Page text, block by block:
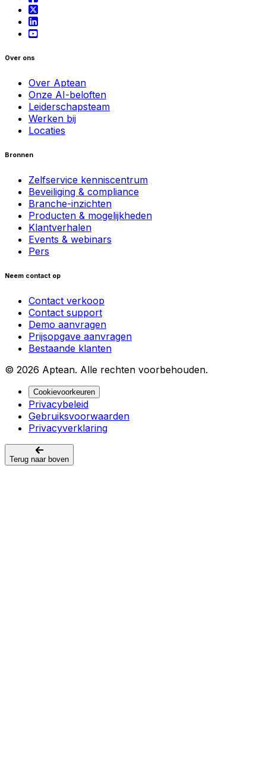
Over ons
Over Aptean
Onze AI-beloften
Leiderschapsteam
Werken bij
Locaties
Bronnen
Zelfservice kenniscentrum
Beveiliging & compliance
Branche-inzichten
Producten & mogelijkheden
Klantverhalen
Events & webinars
Pers
Neem contact op
Contact verkoop
Contact support
Demo aanvragen
Prijsopgave aanvragen
Bestaande klanten
© 2026 Aptean. Alle rechten voorbehouden.
Cookievoorkeuren
Privacybeleid
Gebruiksvoorwaarden
Privacyverklaring
Terug naar boven